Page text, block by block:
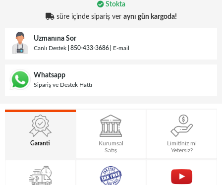
Stokta
süre içinde sipariş ver aynı gün kargoda!
Uzmanına Sor
Canlı Destek 850-433-3686 E-mail
Whatsapp
Sipariş ve Destek Hattı
Garanti
Kurumsal
Satış
Limitiniz mi
Yetersiz?